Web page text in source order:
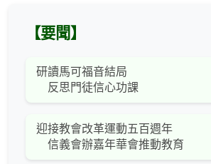
【要聞】
研讀馬可福音結局
反思門徒信心功課
迎接教會改革運動五百週年
信義會辦嘉年華會推動教育